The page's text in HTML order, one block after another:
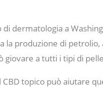
dermatologia a
la produzione di
a tutti i tipi di
topico può aiutare